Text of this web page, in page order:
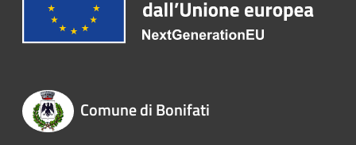
Comune di Bonifati